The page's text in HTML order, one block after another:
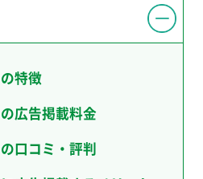
特徴
広告掲載料金
口コミ・評判